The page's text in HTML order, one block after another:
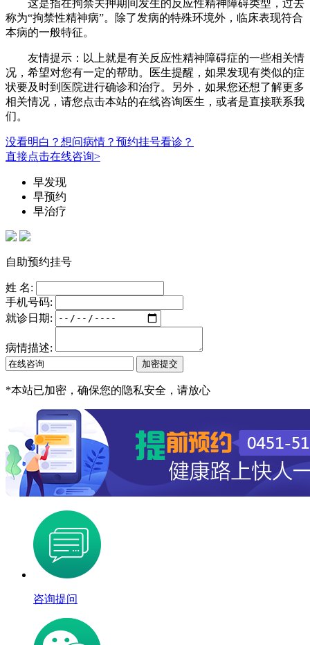
这是指在拘禁关押期间发生的反应性精神障碍类型，过去
称为“拘禁性精神病”。除了发病的特殊环境外，临床表现符合
本病的一般特征。
友情提示：以上就是有关反应性精神障碍症的一些相关情
况，希望对您有一定的帮助。医生提醒，如果发现有类似的症
状要及时到医院进行确诊和治疗。另外，如果您还想了解更多
相关情况，请您点击本站的在线咨询医生，或者是直接联系我
们。
没看明白？想问病情？预约挂号看诊？
直接点击在线咨询>
早发现
早预约
早治疗
自助预约挂号
姓 名:
手机号码:
就诊日期:
病情描述:
*本站已加密，确保您的隐私安全，请放心
咨询提问